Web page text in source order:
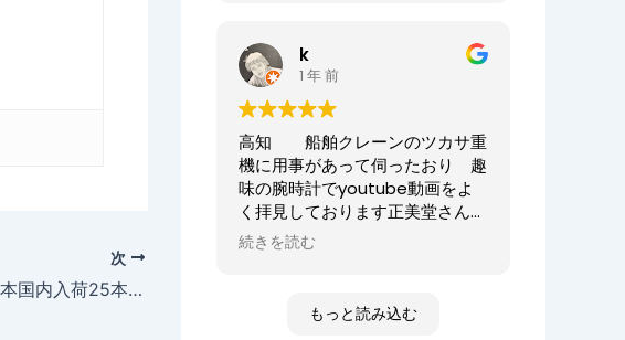
次
【世界限定4999本】【日本国内入荷25本のみ】TISSOT(ティソ) T-RACE(ティーレース)/2011ニッキー・ヘイデンモデル・リミテッドエディション/T048.417.27.051.02 入荷致しました。
ル等、永くお付き合いいただけま
すと幸いです。
どうぞよろしくお願いいたしま
す。
正美堂時計店スタッフ
この度は数ある時計店の中から当
店へご来店いただき誠にありがと
うございました。
また、嬉しいまで、誠に口コミい
ただきありがとうございます。
大切な時計選びにお立ち会いでき
てとても嬉しかったです
またベルトのサイズが合わなくな
k
1 年 前
高知 船舶クレーンのツカサ重
機に用事があって伺ったおり 趣
味の腕時計でyoutube動画をよ
く拝見しております正美堂さん
へ 冷やかしで伺ってしまいまし
た ゴメンなさい 小心者ですか
な時間でした
高知 あと何回伺う事があるだ
続きを読む
もっと読み込む